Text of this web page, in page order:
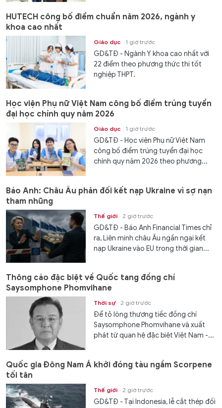
HUTECH công bố điểm chuẩn năm 2026, ngành y
khoa cao nhất
Giáo dục 1 giờ trước
GD&TĐ - Ngành Y khoa cao nhất với
22 điểm theo phương thức thi tốt
nghiệp THPT.
Học viện Phụ nữ Việt Nam công bố điểm trúng tuyển
đại học chính quy năm 2026
Giáo dục 1 giờ trước
GD&TĐ - Học viện Phụ nữ Việt Nam
công bố điểm trúng tuyển đại học
chính quy năm 2026 theo phương...
Báo Anh: Châu Âu phản đối kết nạp Ukraine vì sợ nạn
tham nhũng
Thế giới 2 giờ trước
GD&TĐ - Báo Anh Financial Times chỉ
ra, Liên minh châu Âu ngần ngại kết
nạp Ukraine vào EU trong thời gian...
Thông cáo đặc biệt về Quốc tang đồng chí
Saysomphone Phomvihane
Thời sự 2 giờ trước
Để tỏ lòng thương tiếc đồng chí
Saysomphone Phomvihane và xuất
phát từ quan hệ đặc biệt Việt Nam -...
Quốc gia Đông Nam Á khởi đóng tàu ngầm Scorpene
tối tân
Thế giới 2 giờ trước
GD&TĐ - Tại Indonesia, lễ cắt thép đối